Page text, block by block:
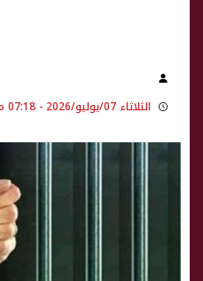
الثلاثاء 07/يوليو/2026 - 07:18 م